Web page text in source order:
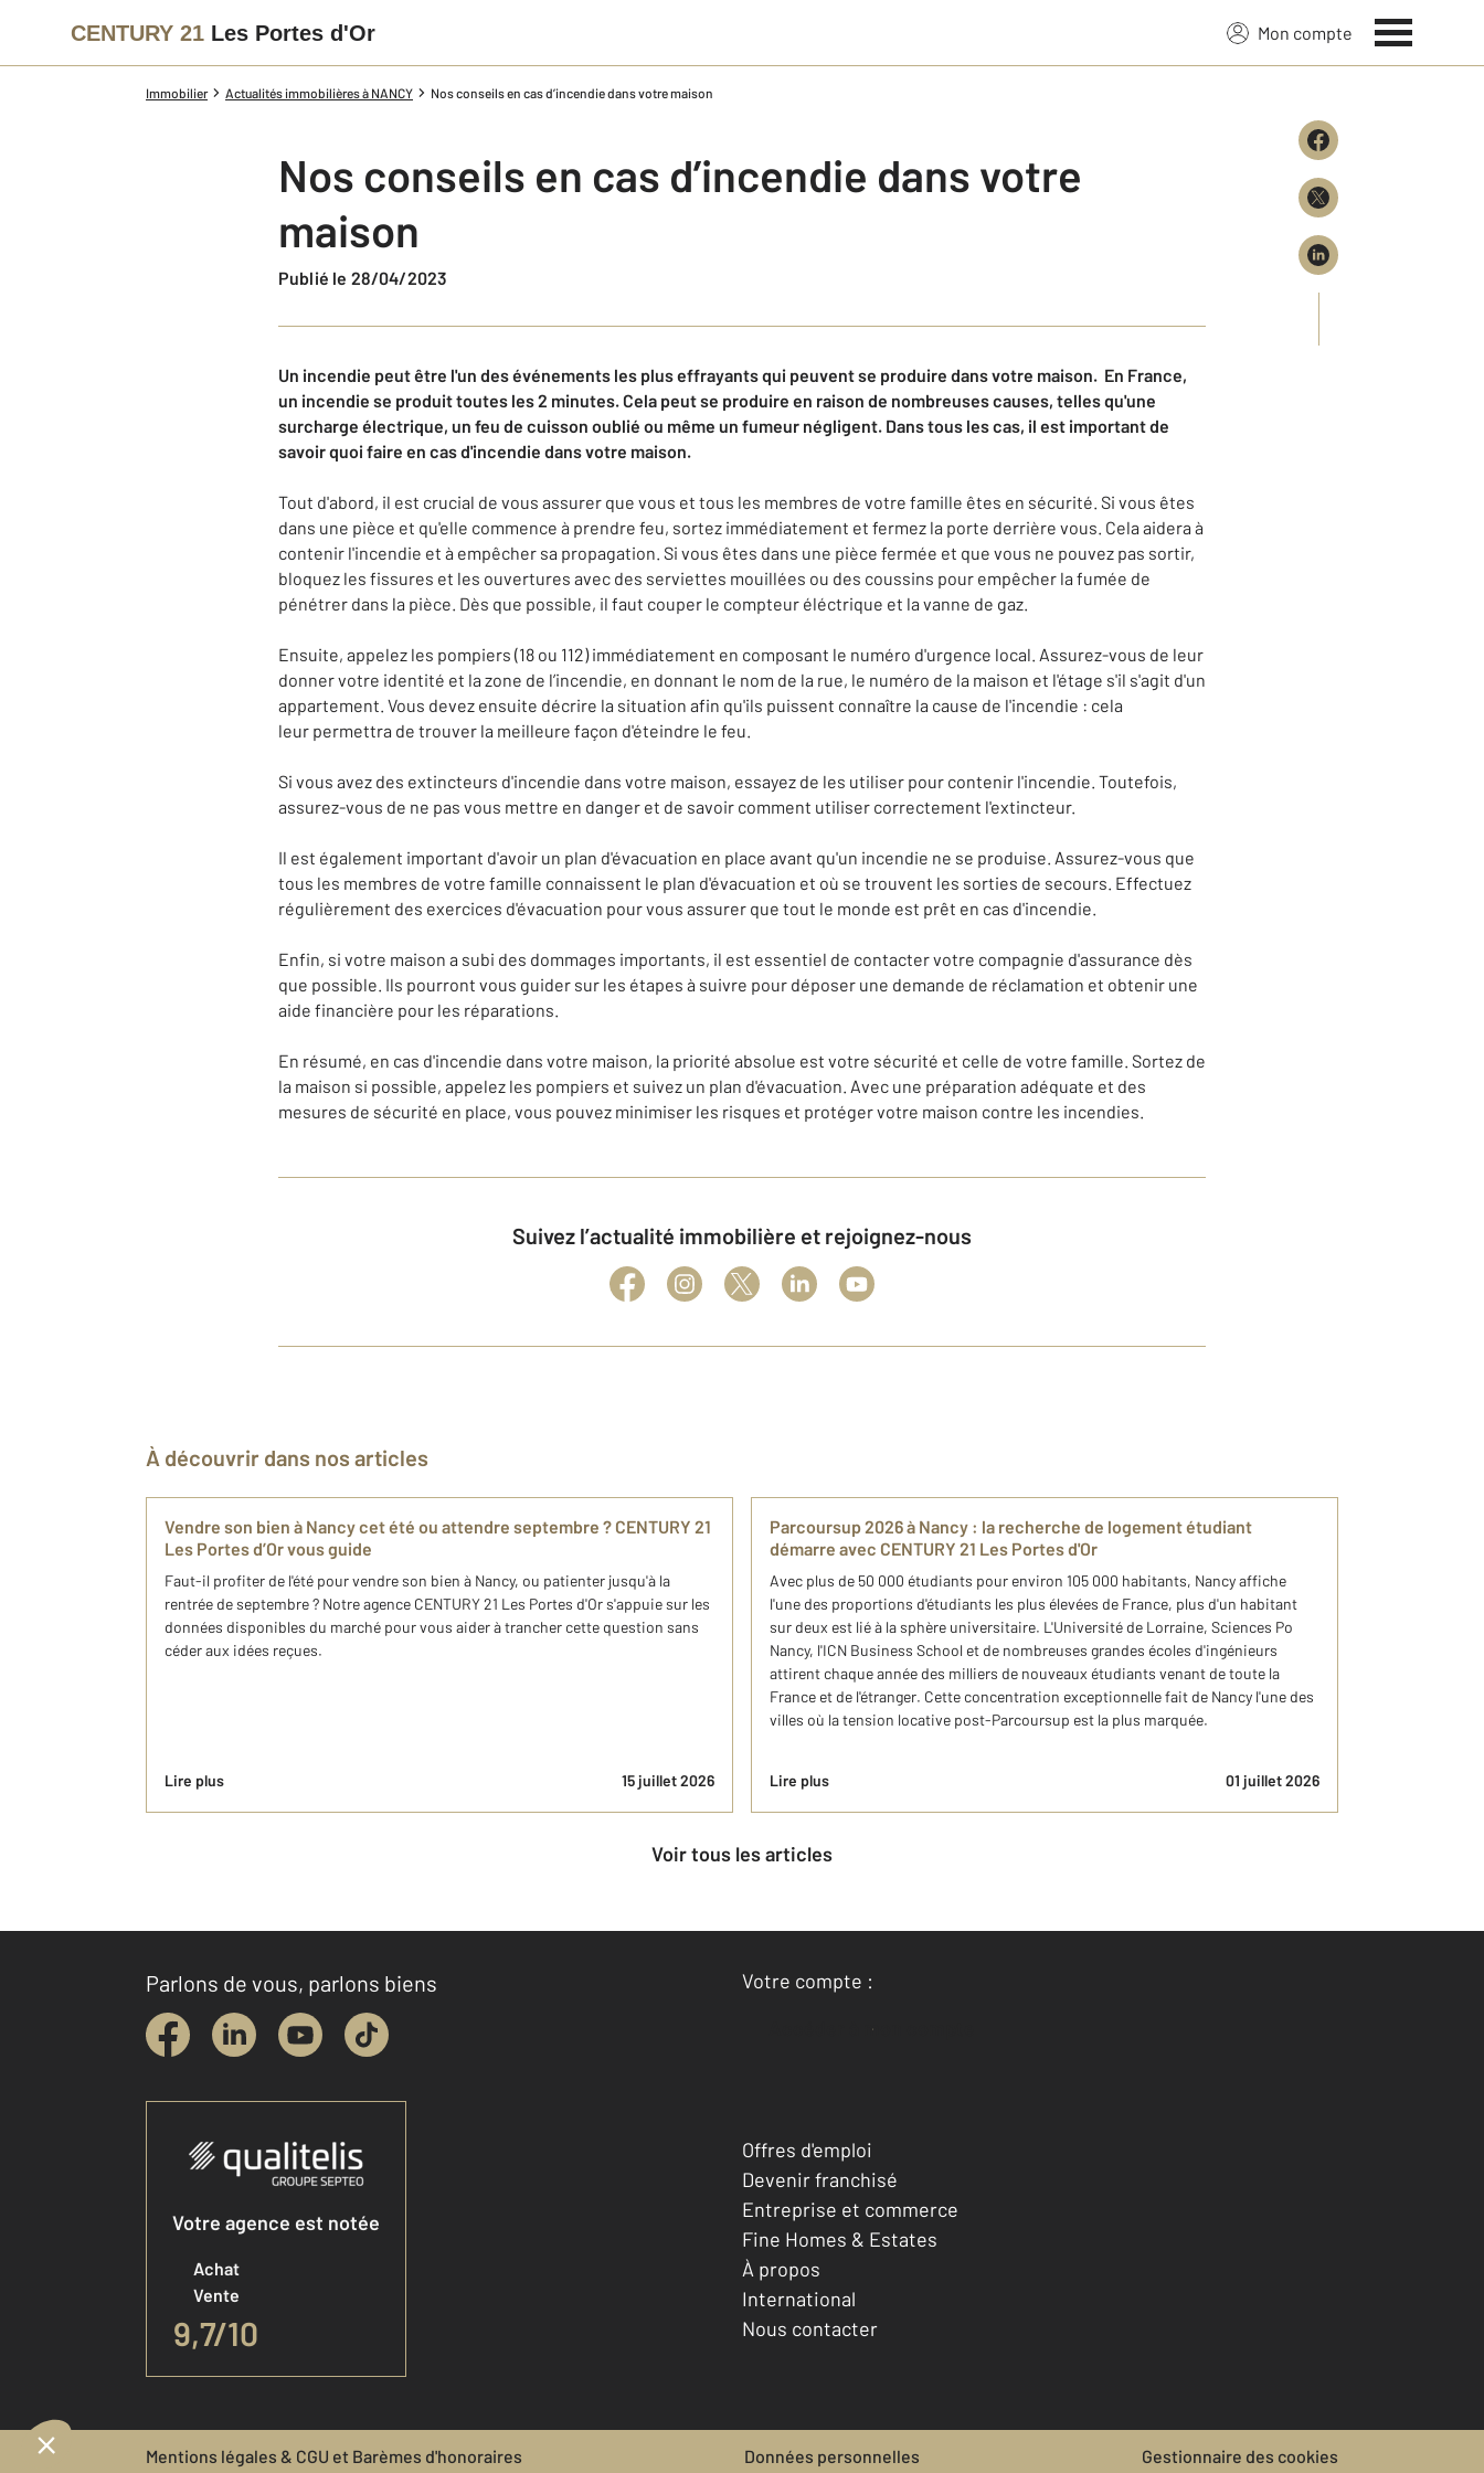
CENTURY 21 Les Portes d'Or Mon compte
Immobilier Actualités immobilières à NANCY Nos conseils en cas d’incendie dans votre maison
Nos conseils en cas d’incendie dans votre
maison
Publié le 28/04/2023
Un incendie peut être l'un des événements les plus effrayants qui peuvent se produire dans votre maison. En France,
un incendie se produit toutes les 2 minutes. Cela peut se produire en raison de nombreuses causes, telles qu'une
surcharge électrique, un feu de cuisson oublié ou même un fumeur négligent. Dans tous les cas, il est important de
savoir quoi faire en cas d'incendie dans votre maison.
Tout d'abord, il est crucial de vous assurer que vous et tous les membres de votre famille êtes en sécurité. Si vous êtes
dans une pièce et qu'elle commence à prendre feu, sortez immédiatement et fermez la porte derrière vous. Cela aidera à
contenir l'incendie et à empêcher sa propagation. Si vous êtes dans une pièce fermée et que vous ne pouvez pas sortir,
bloquez les fissures et les ouvertures avec des serviettes mouillées ou des coussins pour empêcher la fumée de
pénétrer dans la pièce. Dès que possible, il faut couper le compteur éléctrique et la vanne de gaz.
Ensuite, appelez les pompiers (18 ou 112) immédiatement en composant le numéro d'urgence local. Assurez-vous de leur
donner votre identité et la zone de l’incendie, en donnant le nom de la rue, le numéro de la maison et l'étage s'il s'agit d'un
appartement. Vous devez ensuite décrire la situation afin qu'ils puissent connaître la cause de l'incendie : cela
leur permettra de trouver la meilleure façon d'éteindre le feu.
Si vous avez des extincteurs d'incendie dans votre maison, essayez de les utiliser pour contenir l'incendie. Toutefois,
assurez-vous de ne pas vous mettre en danger et de savoir comment utiliser correctement l'extincteur.
Il est également important d'avoir un plan d'évacuation en place avant qu'un incendie ne se produise. Assurez-vous que
tous les membres de votre famille connaissent le plan d'évacuation et où se trouvent les sorties de secours. Effectuez
régulièrement des exercices d'évacuation pour vous assurer que tout le monde est prêt en cas d'incendie.
Enfin, si votre maison a subi des dommages importants, il est essentiel de contacter votre compagnie d'assurance dès
que possible. Ils pourront vous guider sur les étapes à suivre pour déposer une demande de réclamation et obtenir une
aide financière pour les réparations.
En résumé, en cas d'incendie dans votre maison, la priorité absolue est votre sécurité et celle de votre famille. Sortez de
la maison si possible, appelez les pompiers et suivez un plan d'évacuation. Avec une préparation adéquate et des
mesures de sécurité en place, vous pouvez minimiser les risques et protéger votre maison contre les incendies.
Suivez l’actualité immobilière et rejoignez-nous
À découvrir dans nos articles
Vendre son bien à Nancy cet été ou attendre septembre ? CENTURY 21
Les Portes d’Or vous guide
Faut-il profiter de l'été pour vendre son bien à Nancy, ou patienter jusqu'à la
rentrée de septembre ? Notre agence CENTURY 21 Les Portes d'Or s'appuie sur les
données disponibles du marché pour vous aider à trancher cette question sans
céder aux idées reçues.
Lire plus 15 juillet 2026
Parcoursup 2026 à Nancy : la recherche de logement étudiant
démarre avec CENTURY 21 Les Portes d'Or
Avec plus de 50 000 étudiants pour environ 105 000 habitants, Nancy affiche
l'une des proportions d'étudiants les plus élevées de France, plus d'un habitant
sur deux est lié à la sphère universitaire. L'Université de Lorraine, Sciences Po
Nancy, l'ICN Business School et de nombreuses grandes écoles d'ingénieurs
attirent chaque année des milliers de nouveaux étudiants venant de toute la
France et de l'étranger. Cette concentration exceptionnelle fait de Nancy l'une des
villes où la tension locative post-Parcoursup est la plus marquée.
Lire plus 01 juillet 2026
Voir tous les articles
Parlons de vous, parlons biens
Votre compte :
Accéder à mon compte
Votre agence est notée
Achat
Vente
9,7/10
Offres d'emploi
Devenir franchisé
Entreprise et commerce
Fine Homes & Estates
À propos
International
Nous contacter
Mentions légales & CGU et Barèmes d'honoraires Données personnelles Gestionnaire des cookies